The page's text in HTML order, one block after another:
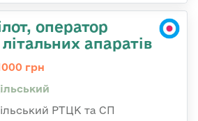
оператор
апаратів
грн
РТЦК та СП